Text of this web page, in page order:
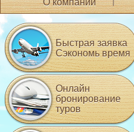
О компании
Быстрая заявка
Сэкономь время
Онлайн
бронирование
туров